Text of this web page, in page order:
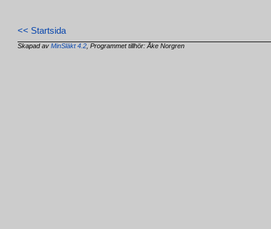
<< Startsida
Skapad avMinSläkt 4.2 , Programmet tillhör: Åke Norgren